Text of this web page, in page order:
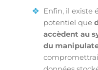
Enfin, il existe
potentiel que
accèdent au
du